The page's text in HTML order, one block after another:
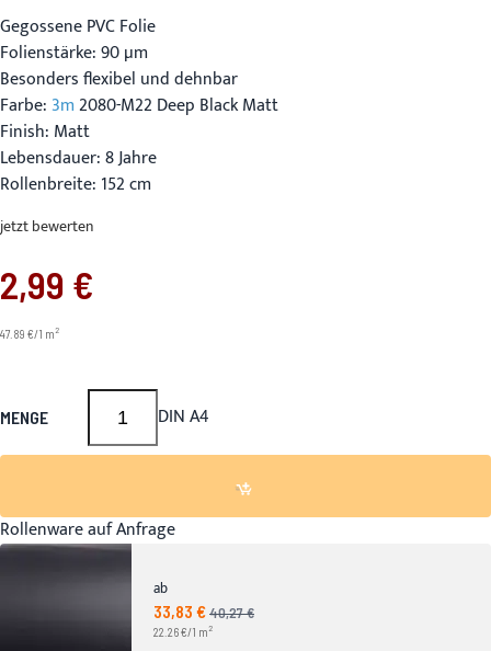
Gegossene PVC Folie
Folienstärke: 90 µm
Besonders flexibel und dehnbar
Farbe:3m2080-M22 Deep Black Matt
Finish: Matt
Lebensdauer: 8 Jahre
Rollenbreite: 152 cm
jetzt bewerten
2,99 €
47.89 €/1 m2
MENGE DIN A4
Rollenware auf Anfrage
ab
Angebotspreis
33,83 €UVP
40,27 €
22.26 €/1 m2